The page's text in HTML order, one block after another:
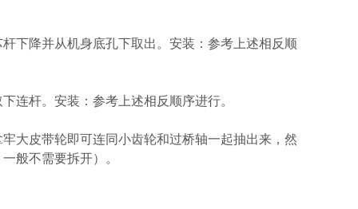
下降并从机身底孔下取出。安装：参考上述相反顺
连杆。安装：参考上述相反顺序进行。
大皮带轮即可连同小齿轮和过桥轴一起抽出来，然
般不需要拆开）。